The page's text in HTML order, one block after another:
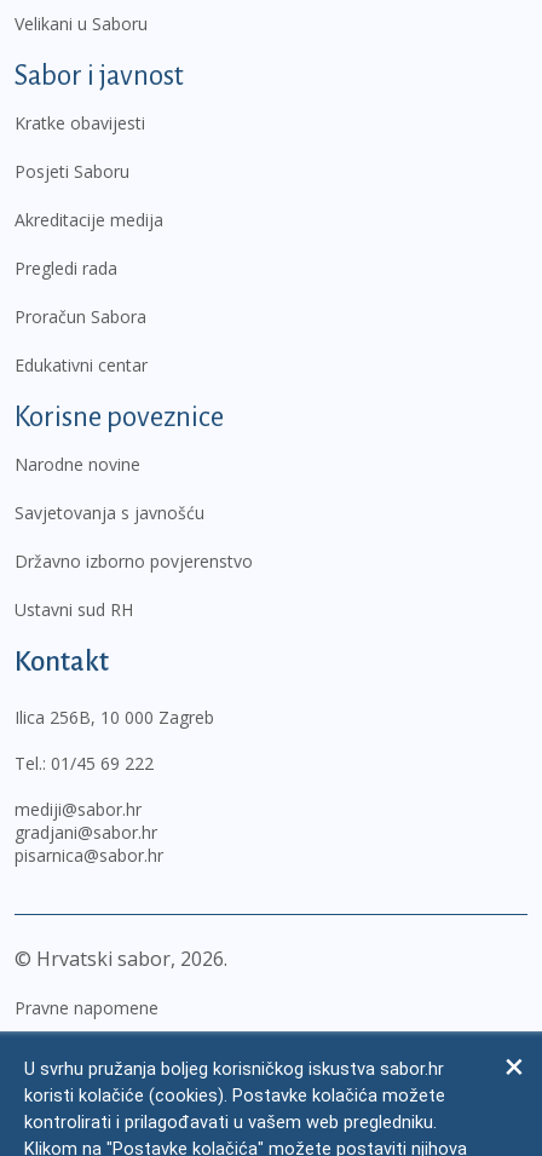
Velikani u Saboru
Sabor i javnost
Kratke obavijesti
Posjeti Saboru
Akreditacije medija
Pregledi rada
Proračun Sabora
Edukativni centar
Korisne poveznice
Narodne novine
Savjetovanja s javnošću
Državno izborno povjerenstvo
Ustavni sud RH
Kontakt
Ilica 256B, 10 000 Zagreb
Tel.: 01/45 69 222
mediji@sabor.hr
gradjani@sabor.hr
pisarnica@sabor.hr
© Hrvatski sabor, 2026
Pravne napomene
Zaštita osobnih podataka
Impressum
U svrhu pružanja boljeg korisničkog iskustva sabor.hr
koristi kolačiće (cookies). Postavke kolačića možete
kontrolirati i prilagođavati u vašem web pregledniku.
Klikom na "Postavke kolačića" možete postaviti njihova